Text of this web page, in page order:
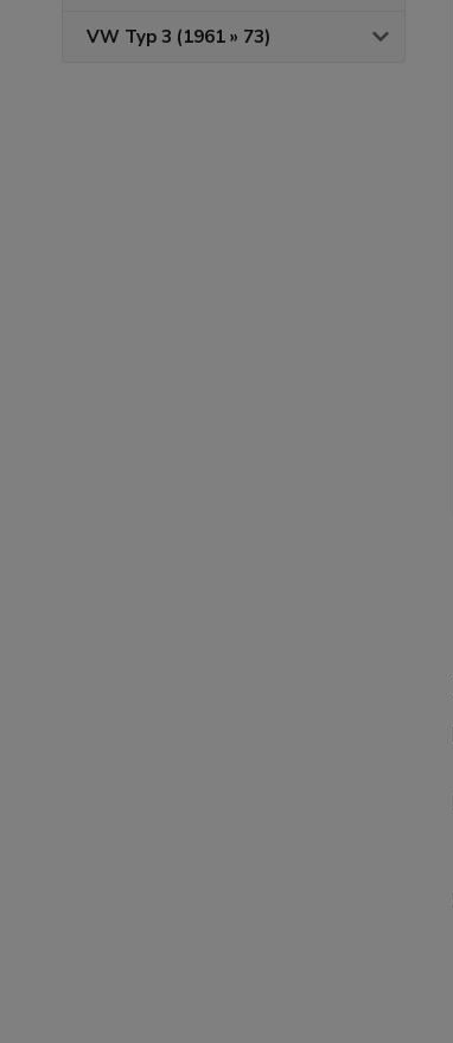
VW Typ 3 (1961 » 73)